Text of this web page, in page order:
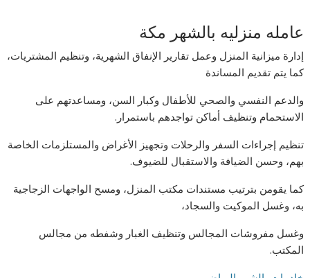
عامله منزليه بالشهر مكة
إدارة ميزانية المنزل وعمل تقارير الإنفاق الشهرية، وتنظيم المشتريات،
كما يتم تقديم المساندة
والدعم النفسي والصحي للأطفال وكبار السن، ومساعدتهم على
الاستحمام وتنظيف أماكن تواجدهم باستمرار.
تنظيم إجراءات السفر والرحلات وتجهيز الأغراض والمستلزمات الخاصة
بهم، وحسن الضيافة والاستقبال للضيوف.
كما يقومن بترتيب مستندات مكتب المنزل، ومسح الواجهات الزجاجية
به، وغسل الموكيت والسجاد،
وغسل مفروشات المجالس وتنظيف الغبار وشفطه من مجالس
المكتب.